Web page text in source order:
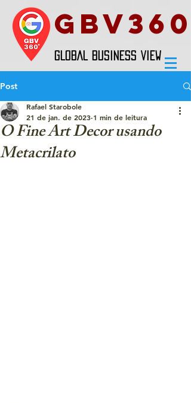
GBV360
GLOBAL BUSINESS VIEW
Post
O Fine Art Decor usando
Metacrilato
Rafael Starobole
21 de jan. de 2023 1 min de leitura